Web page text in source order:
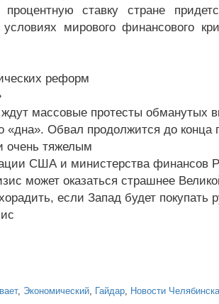
ставку стране
мирового финансового
реформ
массовые протесты обманутых
Обвал продолжится до конца
очень тяжелым
США и министерства финансов
может оказаться страшнее
если Запад будет покупать
, Экономический, Гайдар, Новости Челябинска